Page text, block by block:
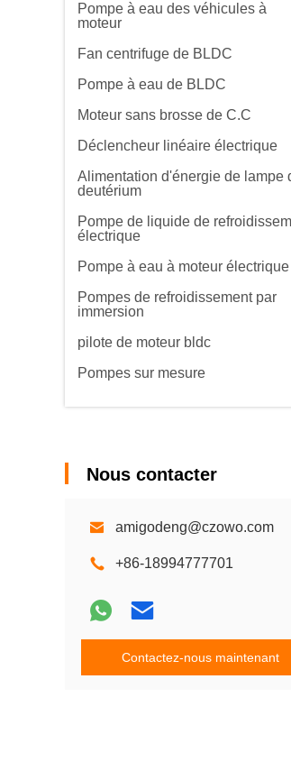
Pompe à eau des véhicules à
moteur
Fan centrifuge de BLDC
Pompe à eau de BLDC
Moteur sans brosse de C.C
Déclencheur linéaire électrique
Alimentation d'énergie de lampe
deutérium
Pompe de liquide de
électrique
Pompe à eau à moteur électrique
Pompes de refroidissement par
immersion
pilote de moteur bldc
Pompes sur mesure
Nous contacter
amigodeng@czowo.com
+86-18994777701
Contactez-nous maintenant